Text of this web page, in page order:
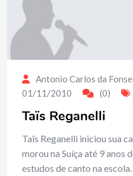
Antonio Carlos da
01/11/2010
(0)
Taïs Reganelli
Taïs Reganelli iniciou sua
morou na Suíça até 9 anos
estudos de canto na